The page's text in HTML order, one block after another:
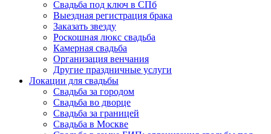
Свадьба под ключ в СПб
Выездная регистрация брака
Заказать звезду
Роскошная люкс свадьба
Камерная свадьба
Организация венчания
Другие праздничные услуги
Локации для свадьбы
Свадьба за городом
Свадьба во дворце
Свадьба за границей
Свадьба в Москве